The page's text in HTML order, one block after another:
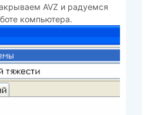
AVZ и радуемся
компьютера.